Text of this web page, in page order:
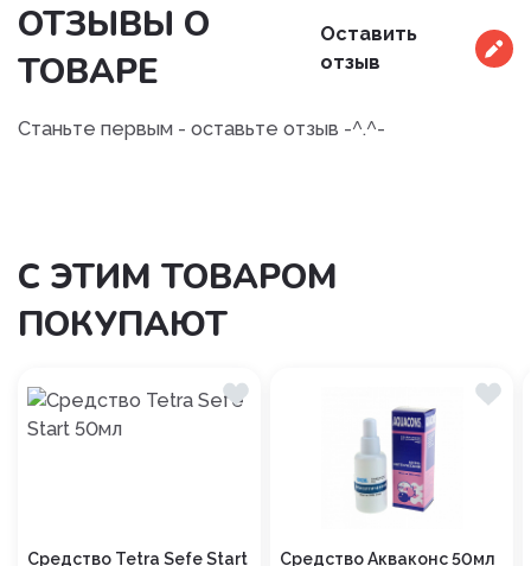
ОТЗЫВЫ О
ТОВАРЕ
Оставить
отзыв
Станьте первым - оставьте отзыв -^.^-
С ЭТИМ ТОВАРОМ
ПОКУПАЮТ
Средство Tetra Sefe Start
Средство Акваконс 50мл